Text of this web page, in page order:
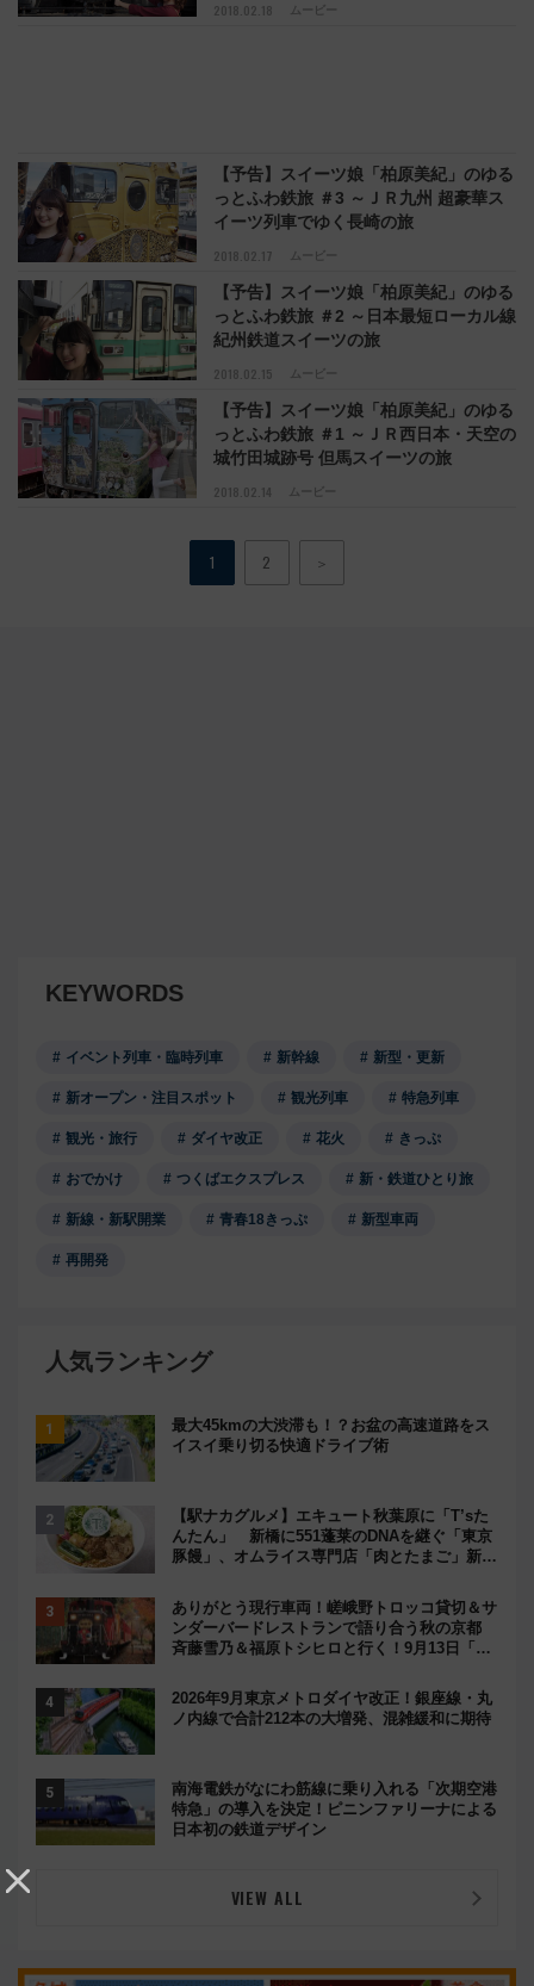
2018.02.18 ムービー
2018.02.17 ムービー
【予告】スイーツ娘「柏原美紀」のゆる
っとふわ鉄旅 ＃3 ～ＪＲ九州 超豪華ス
イーツ列車でゆく長崎の旅
2018.02.15 ムービー
【予告】スイーツ娘「柏原美紀」のゆる
っとふわ鉄旅 ＃2 ～日本最短ローカル線
紀州鉄道スイーツの旅
2018.02.14 ムービー
【予告】スイーツ娘「柏原美紀」のゆる
っとふわ鉄旅 ＃1 ～ＪＲ西日本・天空の
城竹田城跡号 但馬スイーツの旅
1 2 ＞
KEYWORDS
イベント列車・臨時列車 新幹線 新型・更新
新オープン・注目スポット 観光列車 特急列車
観光・旅行 ダイヤ改正 花火 きっぷ
おでかけ つくばエクスプレス 新・鉄道ひとり旅
新線・新駅開業 青春18きっぷ 新型車両
再開発
人気ランキング
最大45kmの大渋滞も！？お盆の高速道路をス
イスイ乗り切る快適ドライブ術
【駅ナカグルメ】エキュート秋葉原に「T’sた
んたん」 新橋に551蓬莱のDNAを継ぐ「東京
豚饅」、オムライス専門店「肉とたまご」新グ
ありがとう現行車両！嵯峨野トロッコ貸切＆サ
ンダーバードレストランで語り合う秋の京都
斉藤雪乃＆福原トシヒロと行く！9月13日「京
2026年9月東京メトロダイヤ改正！銀座線・丸
ノ内線で合計212本の大増発、混雑緩和に期待
南海電鉄がなにわ筋線に乗り入れる「次期空港
特急」の導入を決定！ピニンファリーナによる
日本初の鉄道デザイン
VIEW ALL